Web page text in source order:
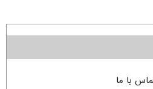
با ما